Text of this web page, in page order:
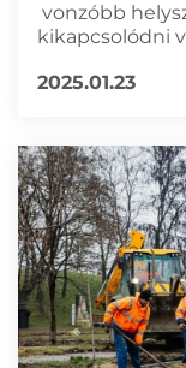
vonzóbb
kikapcsolódni
2025.01.23